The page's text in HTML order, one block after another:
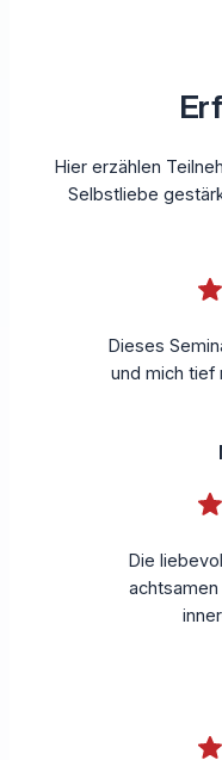
Hier erzählen
Selbstliebe
Dieses
und mich tief
Die